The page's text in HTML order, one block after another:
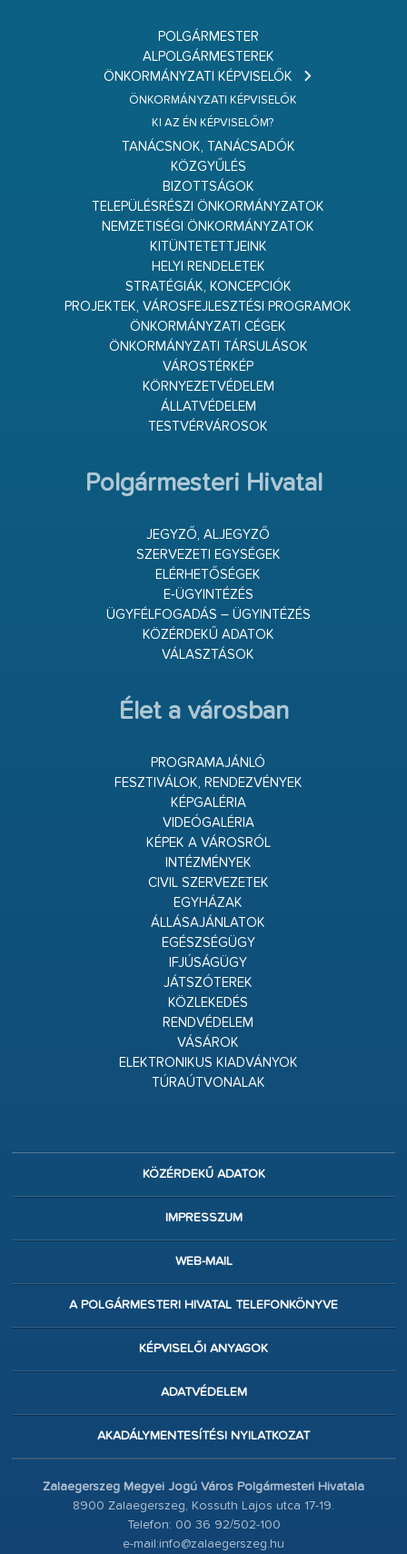
POLGÁRMESTER
ALPOLGÁRMESTEREK
ÖNKORMÁNYZATI KÉPVISELŐK
ÖNKORMÁNYZATI KÉPVISELŐK
KI AZ ÉN KÉPVISELŐM?
TANÁCSNOK, TANÁCSADÓK
KÖZGYŰLÉS
BIZOTTSÁGOK
TELEPÜLÉSRÉSZI ÖNKORMÁNYZATOK
NEMZETISÉGI ÖNKORMÁNYZATOK
KITÜNTETETTJEINK
HELYI RENDELETEK
STRATÉGIÁK, KONCEPCIÓK
PROJEKTEK, VÁROSFEJLESZTÉSI PROGRAMOK
ÖNKORMÁNYZATI CÉGEK
ÖNKORMÁNYZATI TÁRSULÁSOK
VÁROSTÉRKÉP
KÖRNYEZETVÉDELEM
ÁLLATVÉDELEM
TESTVÉRVÁROSOK
Polgármesteri Hivatal
JEGYZŐ, ALJEGYZŐ
SZERVEZETI EGYSÉGEK
ELÉRHETŐSÉGEK
E-ÜGYINTÉZÉS
ÜGYFÉLFOGADÁS – ÜGYINTÉZÉS
KÖZÉRDEKŰ ADATOK
VÁLASZTÁSOK
Élet a városban
PROGRAMAJÁNLÓ
FESZTIVÁLOK, RENDEZVÉNYEK
KÉPGALÉRIA
VIDEÓGALÉRIA
KÉPEK A VÁROSRÓL
INTÉZMÉNYEK
CIVIL SZERVEZETEK
EGYHÁZAK
ÁLLÁSAJÁNLATOK
EGÉSZSÉGÜGY
IFJÚSÁGÜGY
JÁTSZÓTEREK
KÖZLEKEDÉS
RENDVÉDELEM
VÁSÁROK
ELEKTRONIKUS KIADVÁNYOK
TÚRAÚTVONALAK
KÖZÉRDEKŰ ADATOK
IMPRESSZUM
WEB-MAIL
A POLGÁRMESTERI HIVATAL TELEFONKÖNYVE
KÉPVISELŐI ANYAGOK
ADATVÉDELEM
AKADÁLYMENTESÍTÉSI NYILATKOZAT
Zalaegerszeg Megyei Jogú Város Polgármesteri Hivatala
8900 Zalaegerszeg, Kossuth Lajos utca 17-19.
Telefon: 00 36 92/502-100
e-mail:info@zalaegerszeg.hu